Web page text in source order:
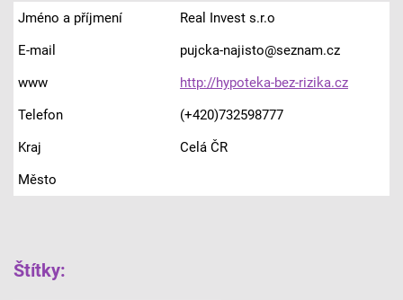
Jméno a příjmení
Real Invest s.r.o
E-mail
pujcka-najisto@seznam.cz
www
http://hypoteka-bez-rizika.cz
Telefon
(+420)732598777
Kraj
Celá ČR
Město
Štítky: